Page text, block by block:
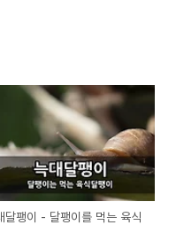
달팽이 - 달팽이를 먹는 육식